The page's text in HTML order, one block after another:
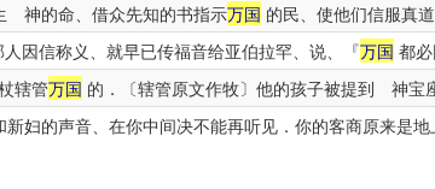
神的命、借众先知的书指示万国 的民、使他们信服真道
因信称义、就早已传福音给亚伯拉罕、说、『万国 都必
辖管万国 的．〔辖管原文作牧〕他的孩子被提到 神宝
妇的声音、在你中间决不能再听见．你的客商原来是地